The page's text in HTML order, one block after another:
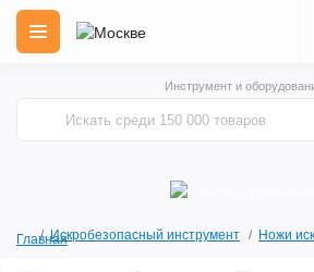
Инструмент и
ГлавнаяИскробезопасный инструмент Ножи